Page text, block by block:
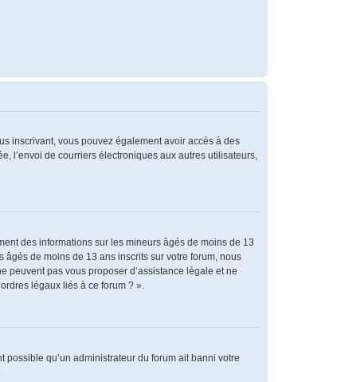
inscrivant, vous pouvez également avoir accès à des
l’envoi de courriers électroniques aux autres utilisateurs,
des informations sur les mineurs âgés de moins de 13
de moins de 13 ans inscrits sur votre forum, nous
pas vous proposer d’assistance légale et ne
légaux liés à ce forum ? ».
possible qu’un administrateur du forum ait banni votre